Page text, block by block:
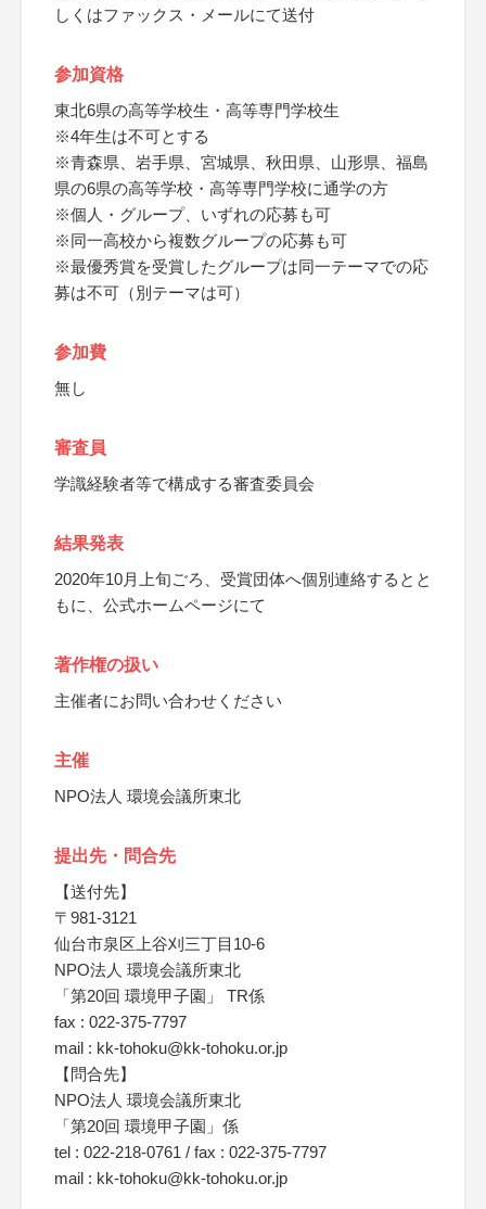
しくはファックス・メールにて送付
参加資格
東北6県の高等学校生・高等専門学校生
※4年生は不可とする
※青森県、岩手県、宮城県、秋田県、山形県、福島
県の6県の高等学校・高等専門学校に通学の方
※個人・グループ、いずれの応募も可
※同一高校から複数グループの応募も可
※最優秀賞を受賞したグループは同一テーマでの応
募は不可（別テーマは可）
参加費
無し
審査員
学識経験者等で構成する審査委員会
結果発表
2020年10月上旬ごろ、受賞団体へ個別連絡するとと
もに、公式ホームページにて
著作権の扱い
主催者にお問い合わせください
主催
NPO法人 環境会議所東北
提出先・問合先
【送付先】
〒981-3121
仙台市泉区上谷刈三丁目10-6
NPO法人 環境会議所東北
「第20回 環境甲子園」 TR係
fax : 022-375-7797
mail : kk-tohoku@kk-tohoku.or.jp
【問合先】
NPO法人 環境会議所東北
「第20回 環境甲子園」係
tel : 022-218-0761 / fax : 022-375-7797
mail : kk-tohoku@kk-tohoku.or.jp